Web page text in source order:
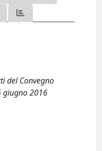
del Convegno
giugno 2016